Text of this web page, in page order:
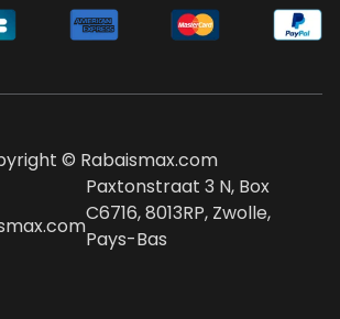
© Rabaismax.com
Paxtonstraat 3 N, Box
C6716, 8013RP, Zwolle,
Pays-Bas